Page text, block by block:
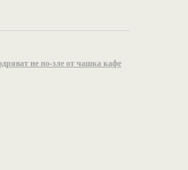
не по-зле от чашка кафе